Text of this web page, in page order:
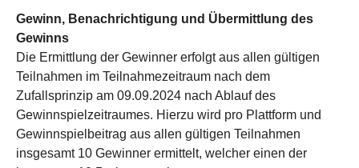
Gewinn, Benachrichtigung und Übermittlung des
Gewinns
Die Ermittlung der Gewinner erfolgt aus allen gültigen
Teilnahmen im Teilnahmezeitraum nach dem
Zufallsprinzip am 09.09.2024 nach Ablauf des
Gewinnspielzeitraumes. Hierzu wird pro Plattform und
Gewinnspielbeitrag aus allen gültigen Teilnahmen
insgesamt 10 Gewinner ermittelt, welcher einen der